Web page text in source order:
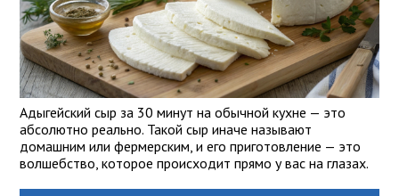
Адыгейский сыр за 30 минут на обычной кухне — это
абсолютно реально. Такой сыр иначе называют
домашним или фермерским, и его приготовление — это
волшебство, которое происходит прямо у вас на глазах.